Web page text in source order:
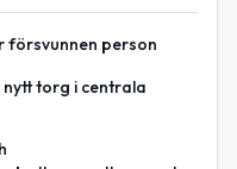
försvunnen person
torg i centrala